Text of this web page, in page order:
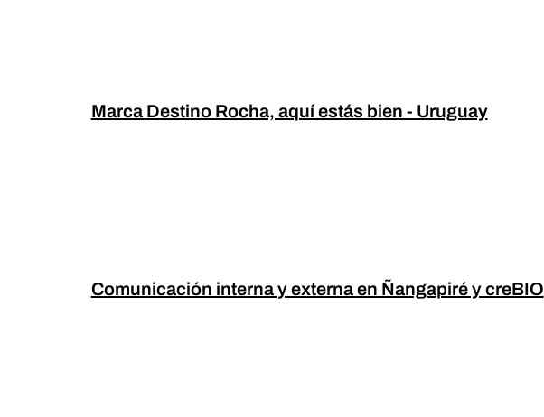
Marca Destino Rocha, aquí estás bien - Uruguay
Comunicación interna y externa en Ñangapiré y creBIO